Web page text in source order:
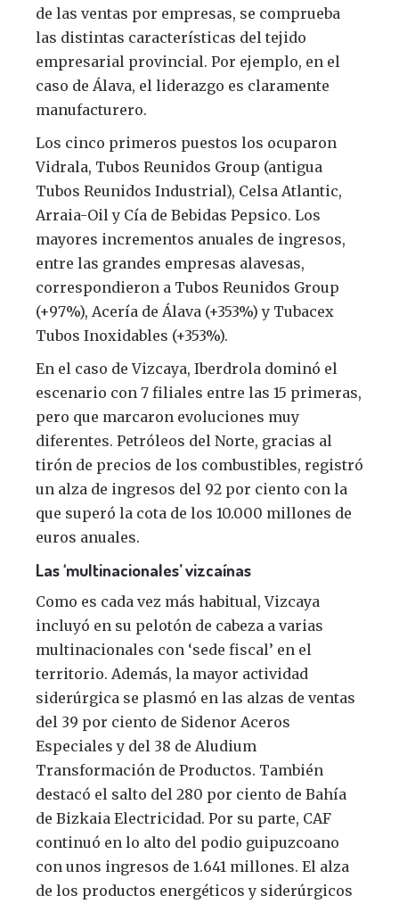
de las ventas por empresas, se comprueba
las distintas características del tejido
empresarial provincial. Por ejemplo, en el
caso de Álava, el liderazgo es claramente
manufacturero.
Los cinco primeros puestos los ocuparon
Vidrala, Tubos Reunidos Group (antigua
Tubos Reunidos Industrial), Celsa Atlantic,
Arraia-Oil y Cía de Bebidas Pepsico. Los
mayores incrementos anuales de ingresos,
entre las grandes empresas alavesas,
correspondieron a Tubos Reunidos Group
(+97%), Acería de Álava (+353%) y Tubacex
Tubos Inoxidables (+353%).
En el caso de Vizcaya, Iberdrola dominó el
escenario con 7 filiales entre las 15 primeras,
pero que marcaron evoluciones muy
diferentes. Petróleos del Norte, gracias al
tirón de precios de los combustibles, registró
un alza de ingresos del 92 por ciento con la
que superó la cota de los 10.000 millones de
euros anuales.
Las ‘multinacionales’ vizcaínas
Como es cada vez más habitual, Vizcaya
incluyó en su pelotón de cabeza a varias
multinacionales con ‘sede fiscal’ en el
territorio. Además, la mayor actividad
siderúrgica se plasmó en las alzas de ventas
del 39 por ciento de Sidenor Aceros
Especiales y del 38 de Aludium
Transformación de Productos. También
destacó el salto del 280 por ciento de Bahía
de Bizkaia Electricidad. Por su parte, CAF
continuó en lo alto del podio guipuzcoano
con unos ingresos de 1.641 millones. El alza
de los productos energéticos y siderúrgicos